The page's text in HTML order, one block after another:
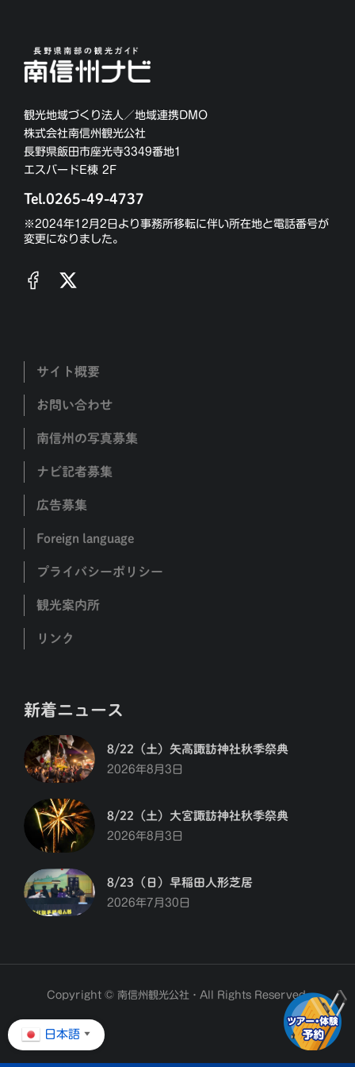
観光地域づくり法人／地域連携DMO
株式会社南信州観光公社
長野県飯田市座光寺3349番地1
エスバードE棟 2F
Tel.0265-49-4737
※2024年12月2日より事務所移転に伴い所在地と電話番号が
変更になりました。
サイト概要
お問い合わせ
南信州の写真募集
ナビ記者募集
広告募集
Foreign language
プライバシーポリシー
観光案内所
リンク
新着ニュース
8/22（土）矢高諏訪神社秋季祭典
2026年8月3日
8/22（土）大宮諏訪神社秋季祭典
2026年8月3日
8/23（日）早稲田人形芝居
2026年7月30日
Copyright © 南信州観光公社・All Rights Reserved.
日本語 ▼